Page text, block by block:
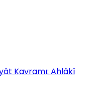
Kavramı: Ahlâkî